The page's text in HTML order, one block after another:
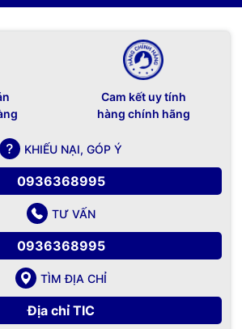
Cam kết uy tính
hàng chính hãng
KHIẾU NẠI, GÓP Ý
0936368995
TƯ VẤN
0936368995
TÌM ĐỊA CHỈ
Địa chỉ TIC